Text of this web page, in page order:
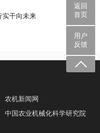
实干向未来
返回
首页
用户
反馈
农机新闻网
中国农业机械化科学研究院